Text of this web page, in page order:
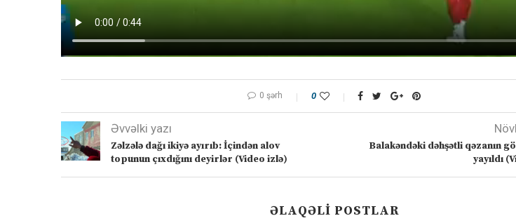
0 şərh 0
Əvvəlki yazı
Zəlzələ dağı ikiyə ayırıb: İçindən alov
topunun çıxdığını deyirlər (Video izlə)
Balakəndəki dəhşətli qəzanın
yayıldı
ƏLAQƏLI POSTLAR